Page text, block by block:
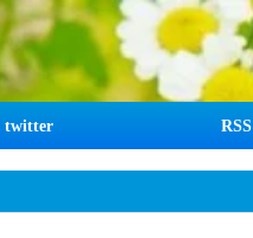
twitter RSS